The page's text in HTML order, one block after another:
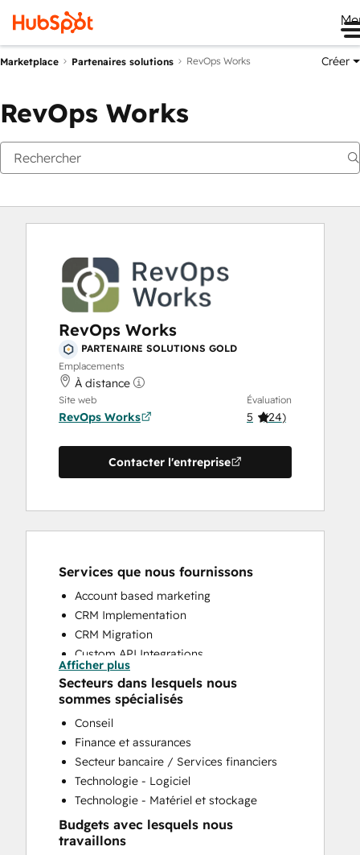
Marketplace Partenaires solutions RevOps Works Créer
RevOps Works
RevOps Works
PARTENAIRE SOLUTIONS GOLD
Emplacements
À distance
Site web
RevOps Works
Évaluation
5 (24)
Contacter l'entreprise
Services que nous fournissons
Account based marketing
CRM Implementation
CRM Migration
Custom API Integrations
Customer Marketing
Customer Success Training
Customer Support Training
Customer Survey and Analysis
Email Marketing
Full Inbound Marketing Services
Help Desk Implementation
HubSpot Onboarding
Knowledge Base Development
Marketing Hub Enterprise Onboarding
Afficher plus
Secteurs dans lesquels nous
sommes spécialisés
Conseil
Finance et assurances
Secteur bancaire / Services financiers
Technologie - Logiciel
Technologie - Matériel et stockage
Budgets avec lesquels nous
travaillons